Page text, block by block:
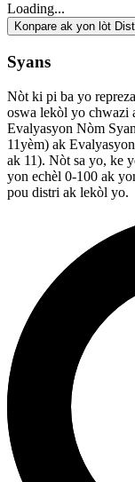
Loading...
Konpare ak yon lòt
Syans
Nòt ki pi ba yo
oswa lekòl yo chwazi
Evalyasyon Nòm
11yèm) ak
ak 11). Nòt sa yo, ke
yon echèl 0-100 ak
pou distri ak lekòl yo.